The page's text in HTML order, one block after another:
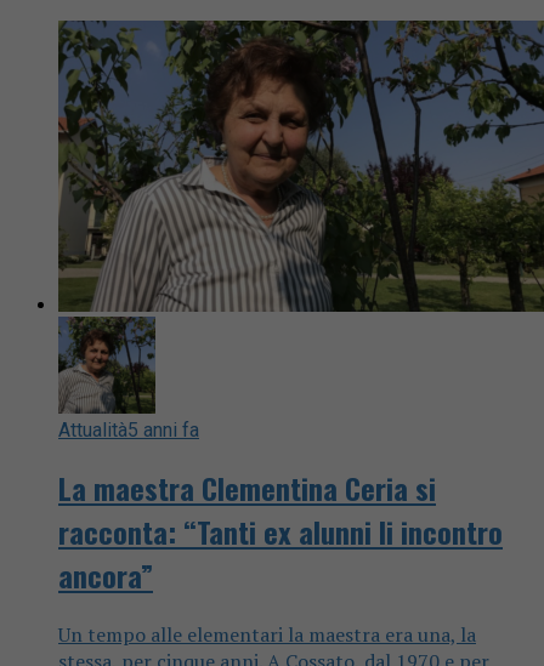
Attualità5 anni fa
La maestra Clementina Ceria si
racconta: “Tanti ex alunni li incontro
ancora”
Un tempo alle elementari la maestra era una, la